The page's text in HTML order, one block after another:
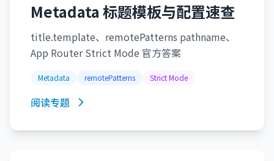
Metadata 标题模板与配置速查
title.template、remotePatterns pathname、
App Router Strict Mode 官方答案
Metadata remotePatterns Strict Mode
阅读专题